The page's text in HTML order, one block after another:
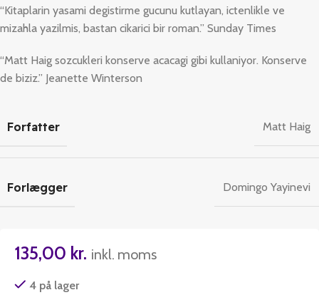
“Kitaplarin yasami degistirme gucunu kutlayan, ictenlikle ve
mizahla yazilmis, bastan cikarici bir roman.” Sunday Times
“Matt Haig sozcukleri konserve acacagi gibi kullaniyor. Konserve
de biziz.” Jeanette Winterson
Forfatter Matt Haig
Forlægger Domingo Yayinevi
135,00 kr. inkl. moms
4 på lager